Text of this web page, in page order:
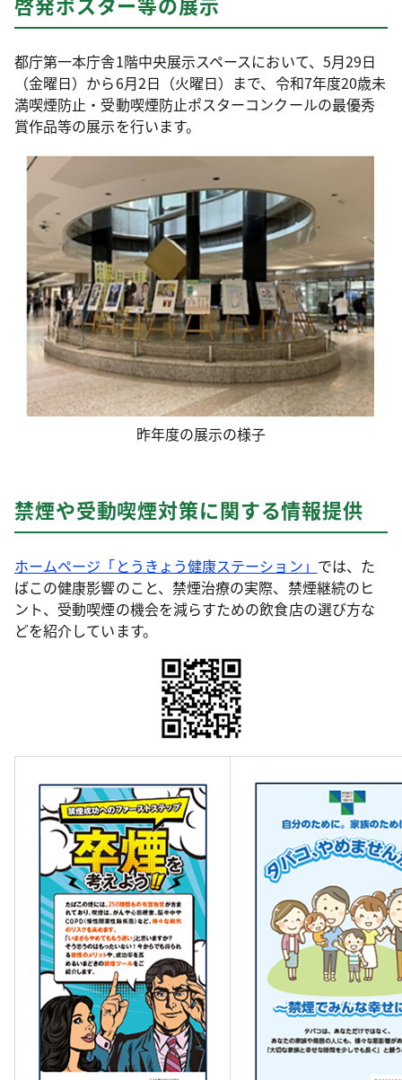
都庁第一本庁舎1階中央展示スペースにおいて、5月29日
（金曜日）から6月2日（火曜日）まで、令和7年度20歳未
満喫煙防止・受動喫煙防止ポスターコンクールの最優秀
賞作品等の展示を行います。
昨年度の展示の様子
禁煙や受動喫煙対策に関する情報提供
ホームページ「とうきょう健康ステーション」 では、た
ばこの健康影響のこと、禁煙治療の実際、禁煙継続のヒ
ント、受動喫煙の機会を減らすための飲食店の選び方な
どを紹介しています。